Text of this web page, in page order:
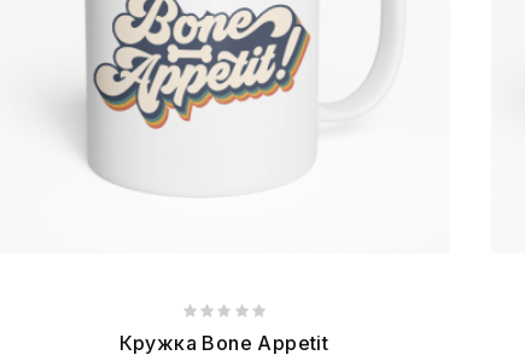
Кружка Bone Appetit